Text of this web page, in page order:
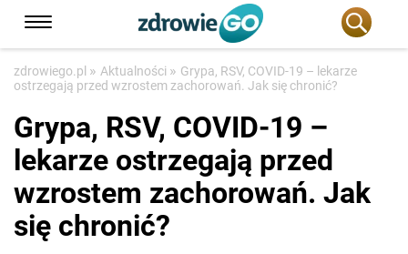
zdrowiego.pl » Aktualności » Grypa, RSV, COVID-19 – lekarze
ostrzegają przed wzrostem zachorowań. Jak się chronić?
Grypa, RSV, COVID-19 –
lekarze ostrzegają przed
wzrostem zachorowań. Jak
się chronić?